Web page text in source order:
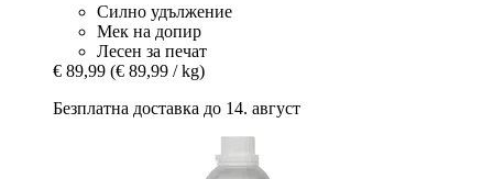
Силно удължение
Мек на допир
Лесен за печат
€ 89,99 (€ 89,99 / kg)
Безплатна доставка до 14. август